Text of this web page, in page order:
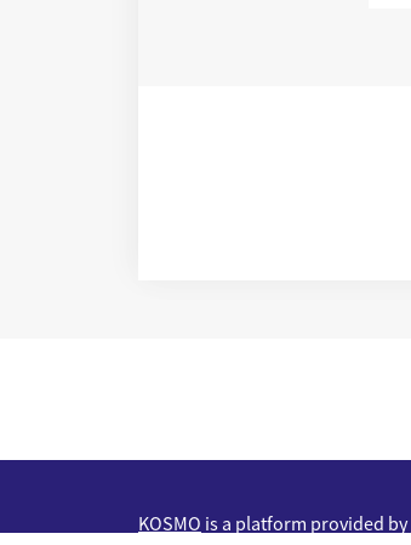
KOSMO is a platform provided by